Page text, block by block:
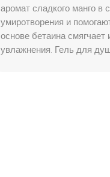
для
для
аромат сладкого манго в
умиротворения и
основе бетаина
увлажнения. Гель для